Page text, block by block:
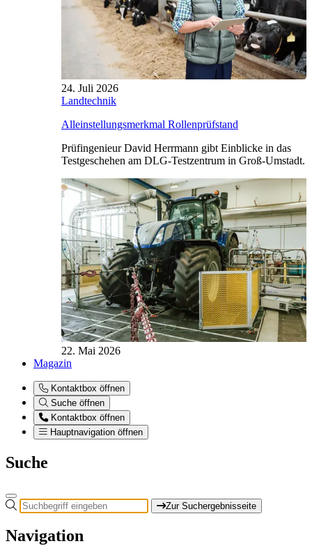
24. Juli 2026
Landtechnik
Alleinstellungsmerkmal Rollenprüfstand
Prüfingenieur David Herrmann gibt Einblicke in das
Testgeschehen am DLG-Testzentrum in Groß-Umstadt.
22. Mai 2026
Magazin
Kontaktbox öffnen
Suche öffnen
Kontaktbox öffnen
Hauptnavigation öffnen
Suche
Zur Suchergebnisseite
Navigation